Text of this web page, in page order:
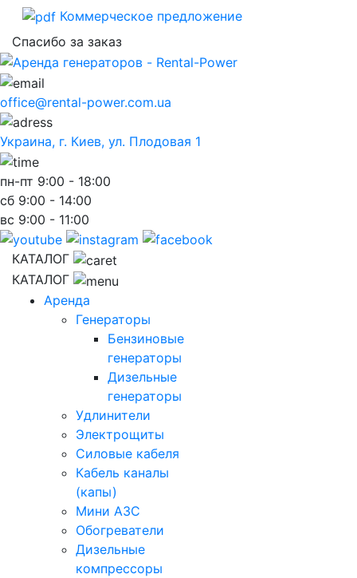
Коммерческое предложение
Спасибо за заказ
office@rental-power.com.ua
Украина, г. Киев, ул. Плодовая 1
пн-пт 9:00 - 18:00
сб 9:00 - 14:00
вс 9:00 - 11:00
КАТАЛОГ
КАТАЛОГ
Аренда
Генераторы
Бензиновые
генераторы
Дизельные
генераторы
Удлинители
Электрощиты
Силовые кабеля
Кабель каналы
(капы)
Мини АЗС
Обогреватели
Дизельные
компрессоры